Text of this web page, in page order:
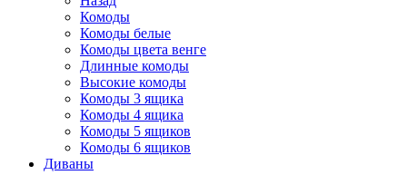
Комоды
Комоды белые
Комоды цвета венге
Длинные комоды
Высокие комоды
Комоды 3 ящика
Комоды 4 ящика
Комоды 5 ящиков
Комоды 6 ящиков
Диваны